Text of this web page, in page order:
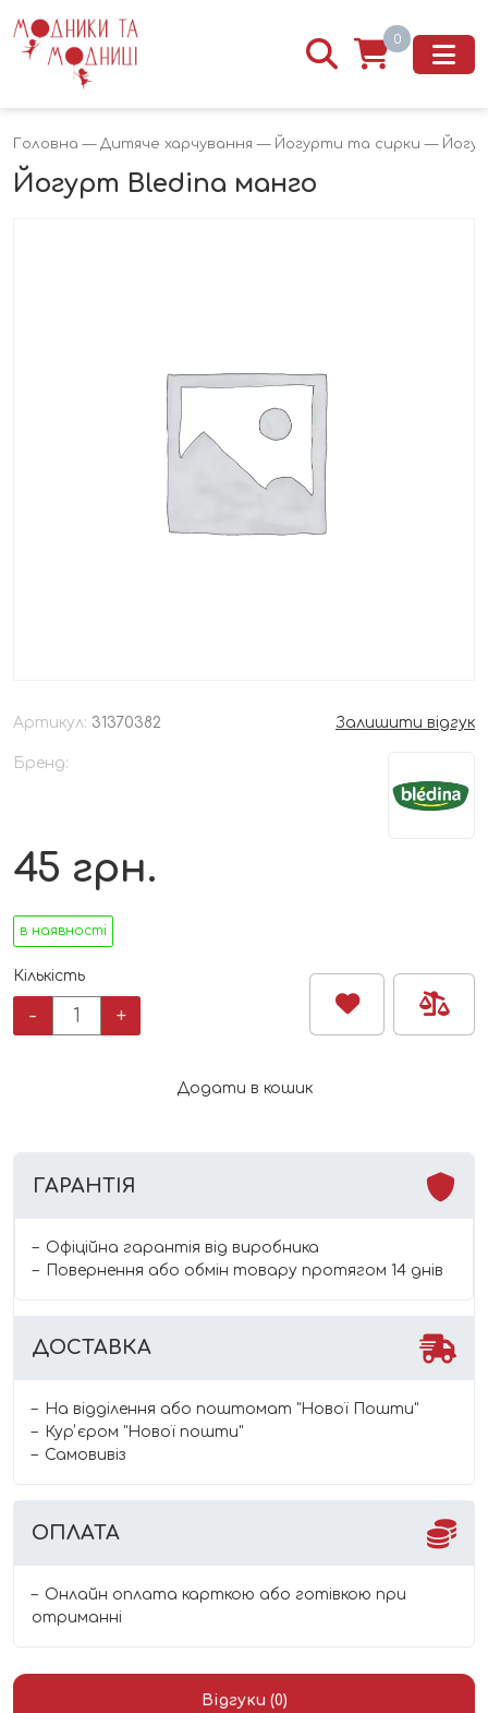
0
Головна — Дитяче харчування — Йогурти та сирки —
Йогурт Bledina манго
Артикул: 31370382 Залишити відгук
Бренд:
45 грн.
в наявності
Кількість
-
Йогурт +
Додати в кошик
ГАРАНТІЯ
Офіційна гарантія від виробника
Повернення або обмін товару протягом 14 днів
ДОСТАВКА
На відділення або поштомат "Нової Пошти"
Курʼєром "Нової пошти"
Самовивіз
ОПЛАТА
Онлайн оплата карткою або готівкою при
отриманні
Відгуки (0)